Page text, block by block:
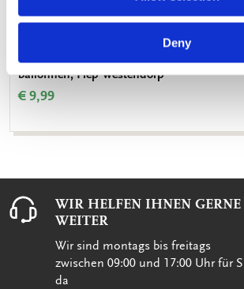
Deny
ballonnen, Fiep Westendorp
€ 9,99
WIR HELFEN IHNEN GERNE
WEITER
Wir sind montags bis freitags
zwischen 09:00 und 17:00 Uhr für
da